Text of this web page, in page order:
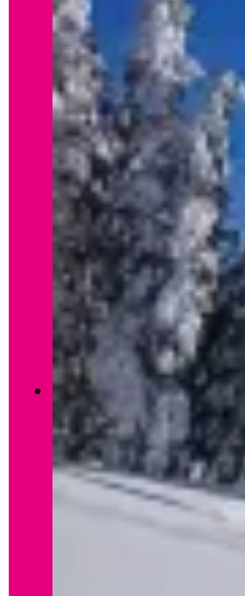
Verleih Winter
WINTER